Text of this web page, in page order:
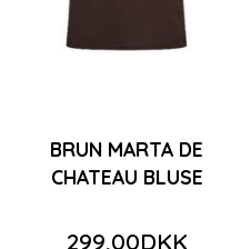
BRUN MARTA DE
CHATEAU BLUSE
299,00DKK